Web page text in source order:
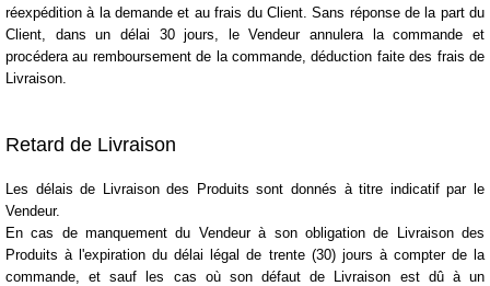
réexpédition à la demande et au frais du Client.Sans réponsede la part du
Client, dansun délai 30 jours, le Vendeur annulera la commande et
procédera au remboursement de la commande, déduction faite des frais de
Livraison.
Retard de Livraison
Les délais de Livraison des Produits sont donnés à titre indicatif par le
Vendeur.
En cas de manquement du Vendeur à son obligation de Livraison des
Produits à l'expiration du délai légal de trente (30) jours à compter de la
commande, et sauf les cas où son défaut de Livraison est dû à un